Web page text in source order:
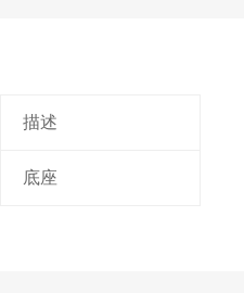
描述
底座